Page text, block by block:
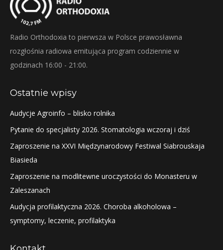
Radio Orthodoxia to pierwsza w Polsce prawosławna
rozgłośnia radiowa emitująca program codziennie w
godzinach 16:00 - 21:00.
Ostatnie wpisy
Audycje Agroinfo – blisko rolnika
Pytanie do specjalisty 2026. Stomatologia wczoraj i dziś
Zaproszenie na XXVI Międzynarodowy Festiwal Siabrouskaja
Biasieda
Zaproszenie na modlitewne uroczystości do Monasteru w
Zaleszanach
Audycja profilaktyczna 2026. Choroba alkoholowa –
symptomy, leczenie, profilaktyka